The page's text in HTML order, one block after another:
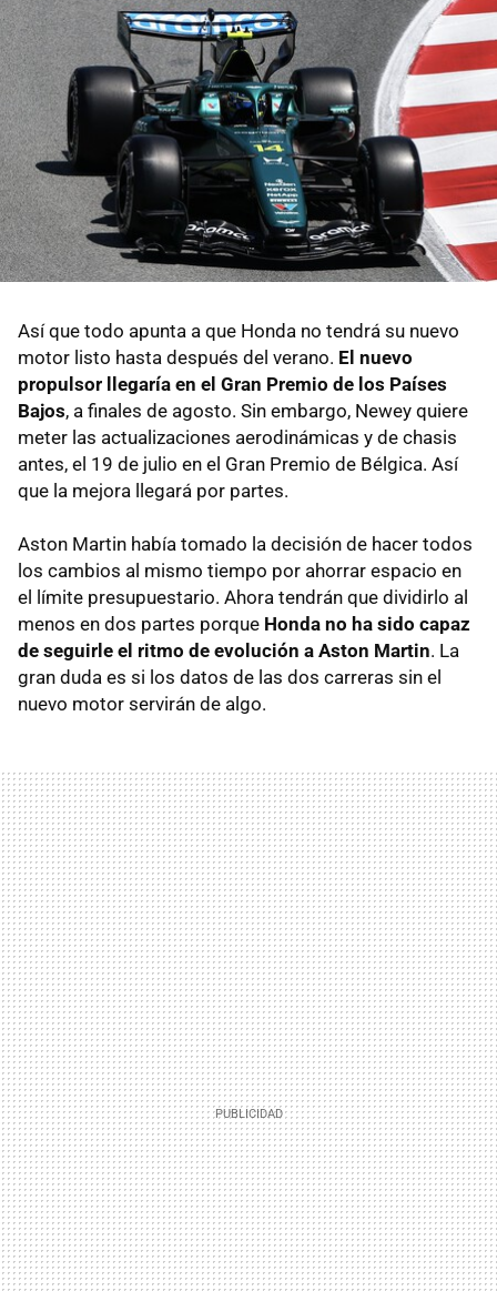
Así que todo apunta a que Honda no tendrá su nuevo
motor listo hasta después del verano. El nuevo
propulsor llegaría en el Gran Premio de los Países
Bajos, a finales de agosto. Sin embargo, Newey quiere
meter las actualizaciones aerodinámicas y de chasis
antes, el 19 de julio en el Gran Premio de Bélgica. Así
que la mejora llegará por partes.
Aston Martin había tomado la decisión de hacer todos
los cambios al mismo tiempo por ahorrar espacio en
el límite presupuestario. Ahora tendrán que dividirlo al
menos en dos partes porque Honda no ha sido capaz
de seguirle el ritmo de evolución a Aston Martin. La
gran duda es si los datos de las dos carreras sin el
nuevo motor servirán de algo.